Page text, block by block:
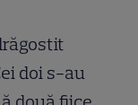
doi s-au